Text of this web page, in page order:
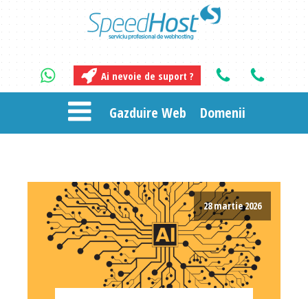
Ai nevoie de suport ?
Gazduire Web Domenii
28 martie 2026